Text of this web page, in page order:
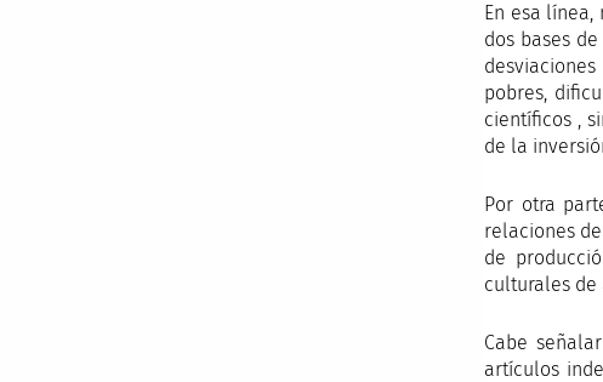
En esa
dos bases
pobres,
científicos ,
de la
Por otra
relaciones
de
culturales de
Cabe
artículos